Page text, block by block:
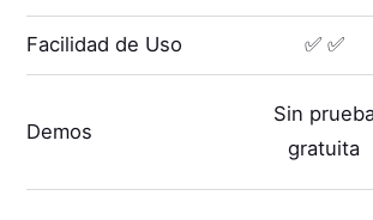
Facilidad de Uso ✅ ✅
Demos
Sin prueba
gratuita